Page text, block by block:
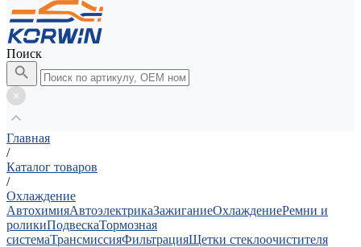
Поиск
Главная
/
Каталог товаров
/
Охлаждение
АвтохимияАвтоэлектрикаЗажиганиеОхлаждениеРемни и
роликиПодвескаТормозная
системаТрансмиссияФильтрацияЩетки стеклоочистителя